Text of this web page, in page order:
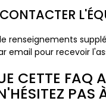
renseignements
email pour recevoir
CETTE FAQ